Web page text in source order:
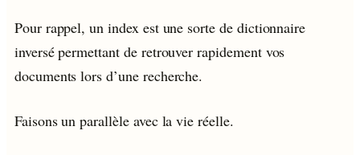
Pour rappel, un index est une sorte de dictionnaire
inversé permettant de retrouver rapidement vos
documents lors d’une recherche.
Faisons un parallèle avec la vie réelle.